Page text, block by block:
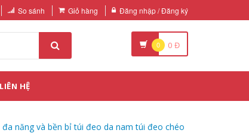
So sánh Giỏ hàng Đăng nhập / Đăng ký
0 0 Đ
LIÊN HỆ
năng và bền bỉ túi đeo da nam túi đeo chéo